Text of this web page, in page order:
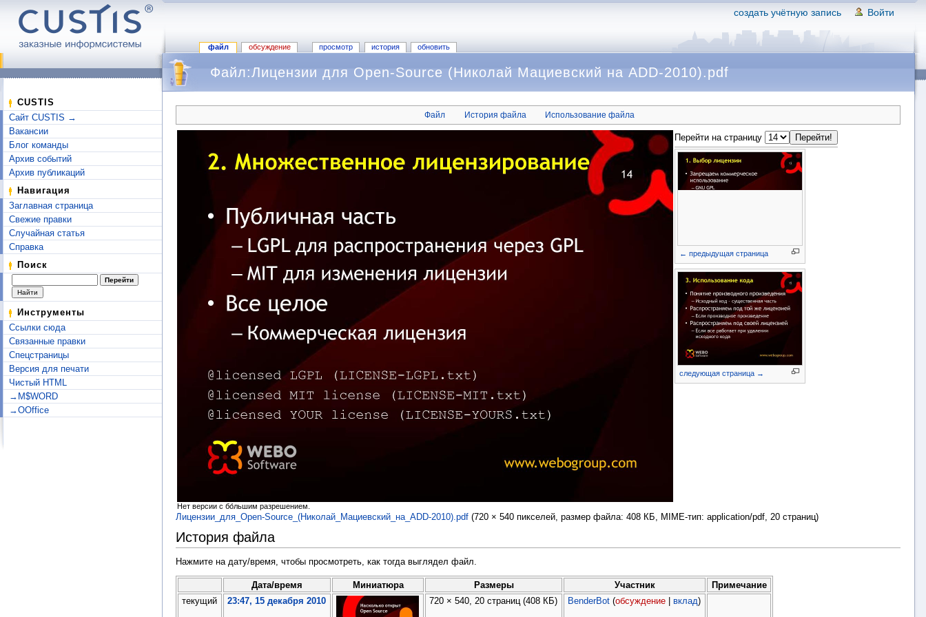
создать учётную запись Войти
файл обсуждение просмотр история обновить
CUSTIS
Сайт CUSTIS →
Вакансии
Блог команды
Архив событий
Архив публикаций
Навигация
Заглавная страница
Свежие правки
Случайная статья
Справка
Поиск
Инструменты
Ссылки сюда
Связанные правки
Спецстраницы
Версия для печати
Чистый HTML
→M$WORD
→OOffice
Файл:Лицензии для Open-Source (Николай Мациевский на ADD-2010).pdf
Файл История файла Использование файла
Нет версии с бо́льшим разрешением.
Перейти на страницу
← предыдущая страница
следующая страница →
Лицензии_для_Open-Source_(Николай_Мациевский_на_ADD-2010).pdf (720 × 540 пикселей, размер файла: 408 КБ, MIME-тип: application/pdf, 20 страниц)
История файла
Нажмите на дату/время, чтобы просмотреть, как тогда выглядел файл.
Дата/время Миниатюра Размеры Участник
Примечание
текущий
23:47, 15 декабря 2010 720 × 540, 20 страниц(408 КБ) BenderBot (обсуждение |вклад)